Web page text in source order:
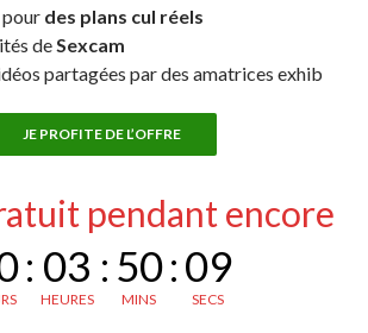
pour des plans cul réels
deSexcam
partagées par des amatrices exhib
JE PROFITE DE L’OFFRE
pendant encore
: 03
HEURES
: 50
MINS
:08
SECS